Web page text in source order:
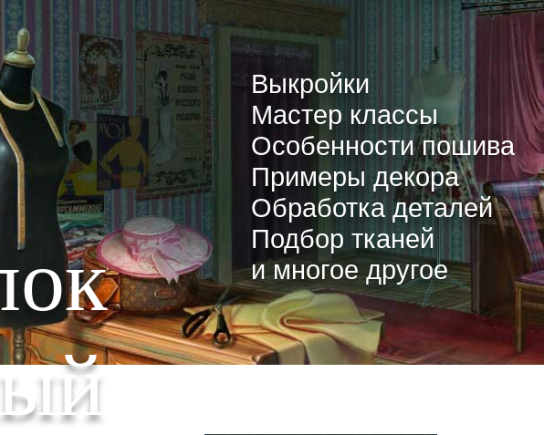
Выкройки
Мастер классы
Особенности пошива
Примеры декора
Обработка деталей
Подбор тканей
и многое другое